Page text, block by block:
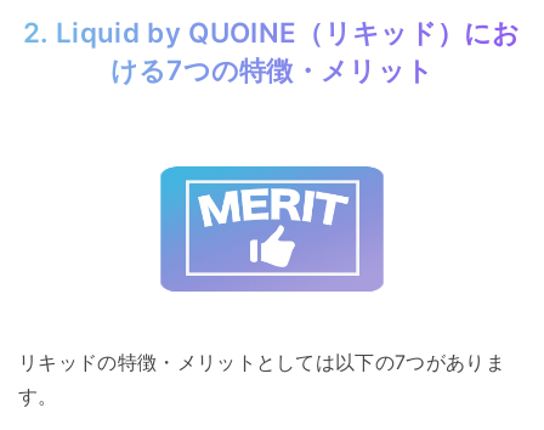
2. Liquid by QUOINE（リキッド）にお
ける7つの特徴・メリット
リキッドの特徴・メリットとしては以下の7つがありま
す。